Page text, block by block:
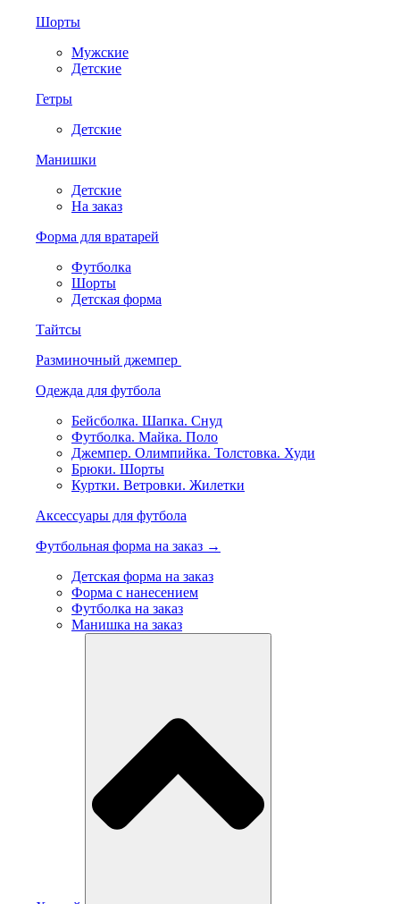
Шорты
Мужские
Детские
Гетры
Детские
Манишки
Детские
На заказ
Форма для вратарей
Футболка
Шорты
Детская форма
Тайтсы
Разминочный джемпер
Одежда для футбола
Бейсболка. Шапка. Снуд
Футболка. Майка. Поло
Джемпер. Олимпийка. Толстовка. Худи
Брюки. Шорты
Куртки. Ветровки. Жилетки
Аксессуары для футбола
Футбольная форма на заказ →
Детская форма на заказ
Форма с нанесением
Футболка на заказ
Манишка на заказ